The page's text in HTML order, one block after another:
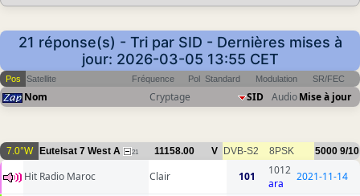
21 réponse(s) - Tri par SID - Dernières mises à
jour: 2026-03-05 13:55 CET
Pos Satellite Fréquence Pol Standard Modulation SR/FEC
Nom Cryptage SID AudioMise à jour
7.0°W Eutelsat 7 West A 21 11158.00 V DVB-S2 8PSK 5000 9/10
Hit Radio Maroc Clair 101
1012
ara
2021-11-14